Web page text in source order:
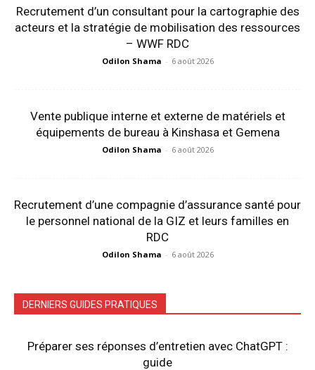
Recrutement d’un consultant pour la cartographie des
acteurs et la stratégie de mobilisation des ressources
– WWF RDC
Odilon Shama - 6 août 2026
Vente publique interne et externe de matériels et
équipements de bureau à Kinshasa et Gemena
Odilon Shama - 6 août 2026
Recrutement d’une compagnie d’assurance santé pour
le personnel national de la GIZ et leurs familles en
RDC
Odilon Shama - 6 août 2026
DERNIERS GUIDES PRATIQUES
Préparer ses réponses d’entretien avec ChatGPT :
guide